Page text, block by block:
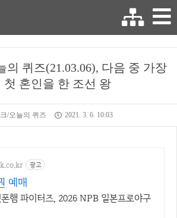
의 퀴즈(21.03.06), 다음 중 가장
첫 혼인을 한 조선 왕
/오늘의 퀴즈 2021. 3. 6. 10:03
광고
예매
햄 파이터즈, 2026 NPB 일본프로야구